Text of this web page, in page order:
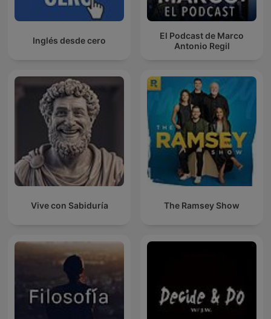
Inglés desde cero
El Podcast de Marco
Antonio Regil
Vive con Sabiduría The Ramsey Show